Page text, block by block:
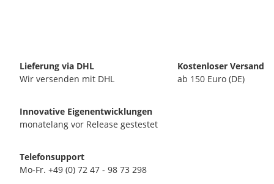
Lieferung via DHL
Wir versenden mit DHL
Kostenloser Versand
ab 150 Euro (DE)
Innovative Eigenentwicklungen
monatelang vor Release gestestet
Telefonsupport
Mo-Fr. +49 (0) 72 47 - 98 73 298